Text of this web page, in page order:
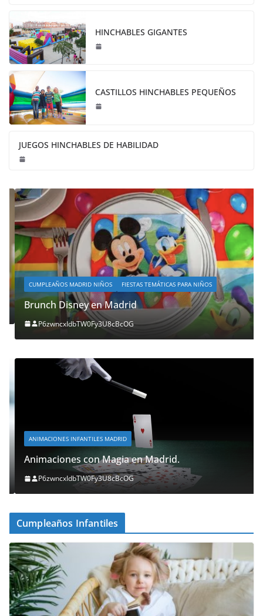
HINCHABLES GIGANTES
CASTILLOS HINCHABLES PEQUEÑOS
JUEGOS HINCHABLES DE HABILIDAD
CUMPLEAÑOS MADRID NIÑOS FIESTAS TEMÁTICAS PARA NIÑOS
Brunch Disney en Madrid
P6zwncxIdbTW0Fy3U8cBcOG
ANIMACIONES INFANTILES MADRID
Animaciones con Magia en Madrid.
P6zwncxIdbTW0Fy3U8cBcOG
Cumpleaños Infantiles